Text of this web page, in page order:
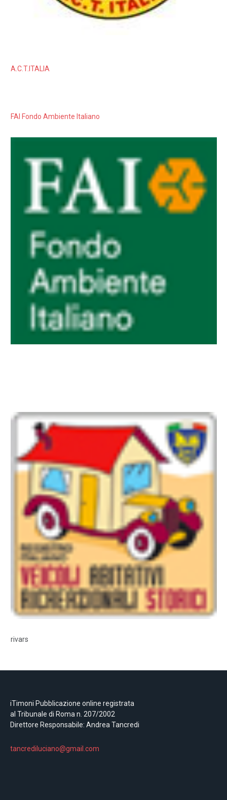
A.C.T.ITALIA
FAI Fondo Ambiente Italiano
rivars
iTimoni Pubblicazione online registrata
al Tribunale di Roma n. 207/2002
Direttore Responsabile: Andrea Tancredi
tancrediluciano@gmail.com